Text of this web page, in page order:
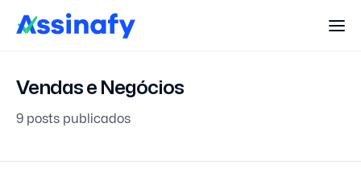
Vendas e Negócios
9 posts publicados